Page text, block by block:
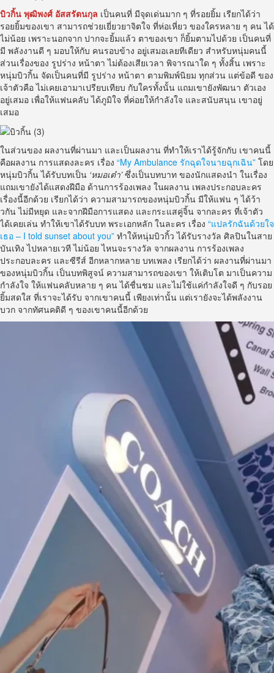
บิวกิ้น พุฒิพงศ์ อัสสรัตนกุล เป็นคนที่ มีจุดเด่นมาก ๆ ที่รอยยิ้ม เรียกได้ว่า
รอยยิ้มของเขา สามารถช่วยเยี่ยวยาจิตใจ ที่ห่อเหี่ยว ของใครหลาย ๆ คน ได้
ไม่น้อย เพราะนอกจาก ปากจะยิ้มแล้ว ตาของเขา ก็ยิ้มตามไปด้วย เป็นคนที่
มี พลังงานดี ๆ มอบให้กับ คนรอบข้าง อยู่เสมอเลยทีเดียว สำหรับหนุ่มคนนี้
ส่วนเรื่องของ รูปร่าง หน้าตา ไม่ต้องเสียเวลา พิจารณาใด ๆ ทั้งสิ้น เพราะ
หนุ่มบิวกิ้น จัดเป็นคนที่มี รูปร่าง หน้าตา ตามพิมพ์นิยม ทุกส่วน แต่ข้อดี ของ
เจ้าตัวคือ ไม่เคยเอามาเปรียบเทียบ กับใครทั้งนั้น แถมเขายังพัฒนา ตัวเอง
อยู่เสมอ เพื่อให้แฟนคลับ ได้ภูมิใจ ที่ค่อยให้กำลังใจ และสนับสนุน เขาอยู่
เสมอ
ในส่วนของ ผลงานที่ผ่านมา และเป็นผลงาน ที่ทำให้เราได้รู้จักกับ เขาคนนี้
คือผลงาน การแสดงละคร เรื่อง “My Ambulance รักฉุดใจนายฉุกเฉิน” โดย
หนุ่มบิวกิ้น ได้รับบทเป็น ‘หมอเต๋า’ซึ่งเป็นบทบาท ของนักแสดงนำ ในเรื่อง
แถมเขายังได้แสดงฝีมือ ด้านการร้องเพลง ในผลงาน เพลงประกอบละคร
เรื่องนี้อีกด้วย เรียกได้ว่า ความสามารถของหนุ่มบิวกิ้น มีให้แฟน ๆ ได้ว้า
วกัน ไม่มีหยุด และจากฝีมือการแสดง และกระแสคู่จิ้น จากละคร ที่เจ้าตัว
ได้เคยเล่น ทำให้เขาได้รับบท พระเอกหลัก ในละคร เรื่อง “แปลรักฉันด้วยใจ
เธอ – I told sunset about you” ทำให้หนุ่มบิวกิ้ว ได้รับรางวัล ศิลปินในสาย
บันเทิง ไปหลายเวที ไม่น้อย ไหนจะรางวัล จากผลงาน การร้องเพลง
ประกอบละคร และซีรีส์ อีกหลากหลาย บทเพลง เรียกได้ว่า ผลงานที่ผ่านมา
ของหนุ่มบิวกิ้น เป็นบทพิสูจน์ ความสามารถของเขา ให้เติบโต มาเป็นความ
กำลังใจ ให้แฟนคลับหลาย ๆ คน ได้ชื่นชม และไม่ใช้แค่กำลังใจดี ๆ กับรอย
ยิ้มสดใส ที่เราจะได้รับ จากเขาคนนี้ เพียงเท่านั้น แต่เรายังจะได้พลังงาน
บวก จากทัศนคติดี ๆ ของเขาคนนี้อีกด้วย